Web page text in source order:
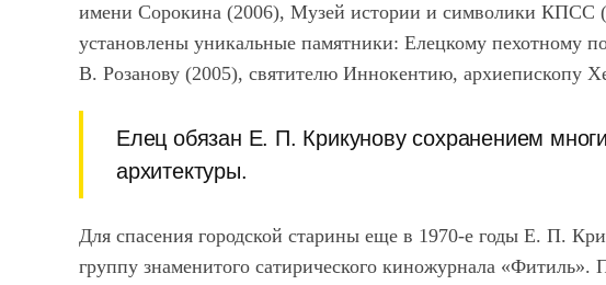
имени Сорокина (2006), Музей истории и символики КПСС
установлены уникальные памятники: Елецкому пехотному
В. Розанову (2005), святителю Иннокентию, архиепископу
Елец обязан Е. П. Крикунову сохранением
архитектуры.
Для спасения городской старины еще в 1970-е годы Е. П.
группу знаменитого сатирического киножурнала «Фитиль».